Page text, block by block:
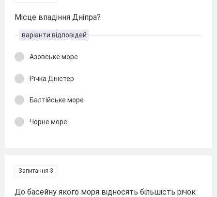
Місце впадіння Дніпра?
варіанти відповідей
Азовське море
Річка Дністер
Балтійське море
Чорне море
Запитання 3
До басейну якого моря відносять більшість річок